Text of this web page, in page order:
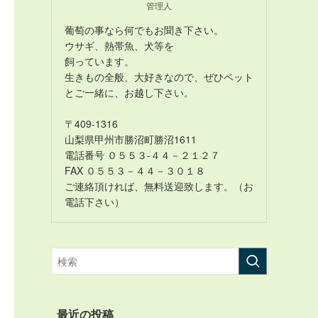
管理人
葡萄の事なら何でもお聞き下さい。
ウサギ、熱帯魚、犬等を
飼っています。
生きもの全般、大好きなので、ぜひペット
とご一緒に、お越し下さい。
〒409-1316
山梨県甲州市勝沼町勝沼1611
電話番号 ０５５３-４４－２１２７
FAX ０５５３－４４－３０１８
ご連絡頂ければ、無料送迎致します。（お
電話下さい）
最近の投稿